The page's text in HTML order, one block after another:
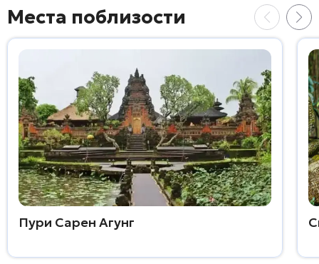
Места поблизости
Пури Сарен Агунг